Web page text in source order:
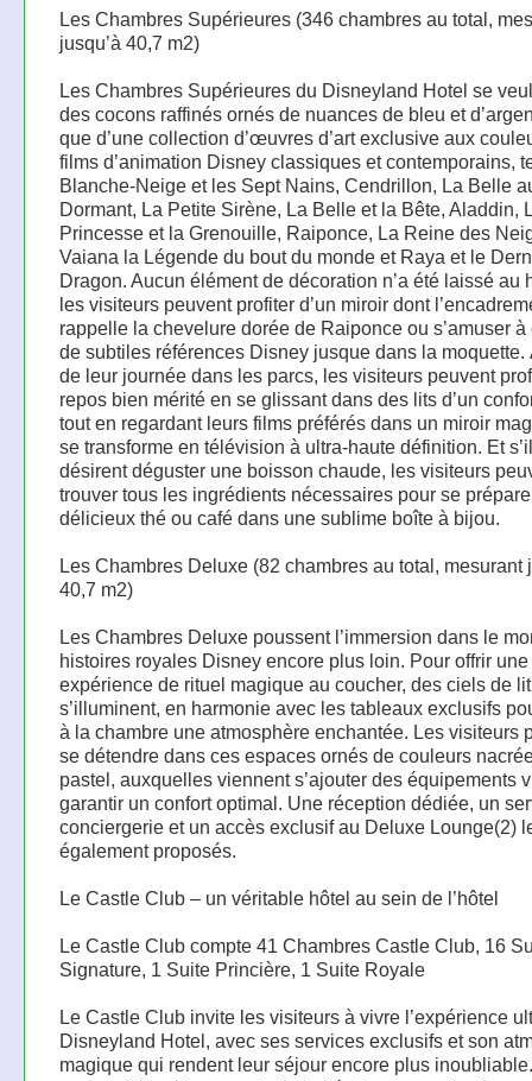
Les Chambres Supérieures (346 chambres au total,
jusqu’à 40,7 m2)
Les Chambres Supérieures du Disneyland Hotel se
des cocons raffinés ornés de nuances de bleu et
que d’une collection d’œuvres d’art exclusive aux
films d’animation Disney classiques et contemporains,
Blanche-Neige et les Sept Nains, Cendrillon, La Belle
Dormant, La Petite Sirène, La Belle et la Bête, Aladdin,
Princesse et la Grenouille, Raiponce, La Reine des
Vaiana la Légende du bout du monde et Raya et le
Dragon. Aucun élément de décoration n’a été laissé au
les visiteurs peuvent profiter d’un miroir dont
rappelle la chevelure dorée de Raiponce ou s’amuser à
de subtiles références Disney jusque dans la moquette.
de leur journée dans les parcs, les visiteurs peuvent
repos bien mérité en se glissant dans des lits d’un
tout en regardant leurs films préférés dans un miroir
se transforme en télévision à ultra-haute définition. Et
désirent déguster une boisson chaude, les visiteurs
trouver tous les ingrédients nécessaires pour se
délicieux thé ou café dans une sublime boîte à bijou.
Les Chambres Deluxe (82 chambres au total, mesurant
40,7 m2)
Les Chambres Deluxe poussent l’immersion dans le
histoires royales Disney encore plus loin. Pour offrir une
expérience de rituel magique au coucher, des ciels de
s’illuminent, en harmonie avec les tableaux exclusifs
à la chambre une atmosphère enchantée. Les visiteurs
se détendre dans ces espaces ornés de couleurs
pastel, auxquelles viennent s’ajouter des équipements
garantir un confort optimal. Une réception dédiée, un
conciergerie et un accès exclusif au Deluxe Lounge(2)
également proposés.
Le Castle Club – un véritable hôtel au sein de l’hôtel
Le Castle Club compte 41 Chambres Castle Club, 16
Signature, 1 Suite Princière, 1 Suite Royale
Le Castle Club invite les visiteurs à vivre l’expérience
Disneyland Hotel, avec ses services exclusifs et son
magique qui rendent leur séjour encore plus